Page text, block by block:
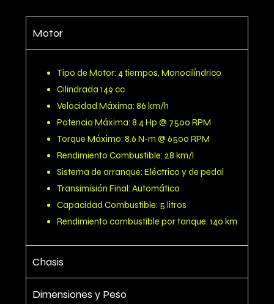
Motor
Tipo de Motor: 4 tiempos, Monocilíndrico
Cilindrada 149 cc
Velocidad Máxima: 86 km/h
Potencia Máxima: 8.4 Hp @ 7500 RPM
Torque Máximo: 8.6 N-m @ 6500 RPM
Rendimiento Combustible: 28 km/l
Sistema de arranque: Eléctrico y de pedal
Transimisión Final: Automática
Capacidad Combustible: 5 litros
Rendimiento combustible por tanque: 140 km
Chasis
Dimensiones y Peso